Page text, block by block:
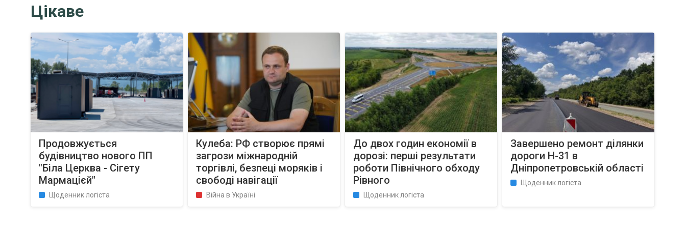
Цікаве
Продовжується
будівництво нового ПП
"Біла Церква - Сігету
Мармацієй"
Щоденник логіста
Кулеба: РФ створює прямі
загрози міжнародній
торгівлі, безпеці моряків і
свободі навігації
Війна в Україні
До двох годин економії в
дорозі: перші результати
роботи Північного обходу
Рівного
Щоденник логіста
Завершено ремонт ділянки
дороги Н-31 в
Дніпропетровській області
Щоденник логіста